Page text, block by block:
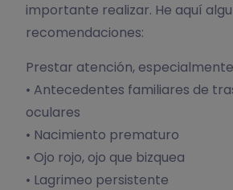
importante realizar. He aquí
recomendaciones:
Prestar atención,
• Antecedentes familiares de
oculares
• Nacimiento prematuro
• Ojo rojo, ojo que bizquea
• Lagrimeo persistente